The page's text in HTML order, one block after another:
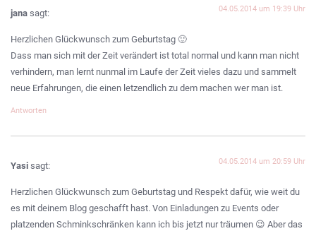
jana sagt: 04.05.2014 um 19:39 Uhr
Herzlichen Glückwunsch zum Geburtstag 🙂
Dass man sich mit der Zeit verändert ist total normal und kann man nicht
verhindern, man lernt nunmal im Laufe der Zeit vieles dazu und sammelt
neue Erfahrungen, die einen letzendlich zu dem machen wer man ist.
Antworten
Yasi sagt: 04.05.2014 um 20:59 Uhr
Herzlichen Glückwunsch zum Geburtstag und Respekt dafür, wie weit du
es mit deinem Blog geschafft hast. Von Einladungen zu Events oder
platzenden Schminkschränken kann ich bis jetzt nur träumen 😉 Aber das